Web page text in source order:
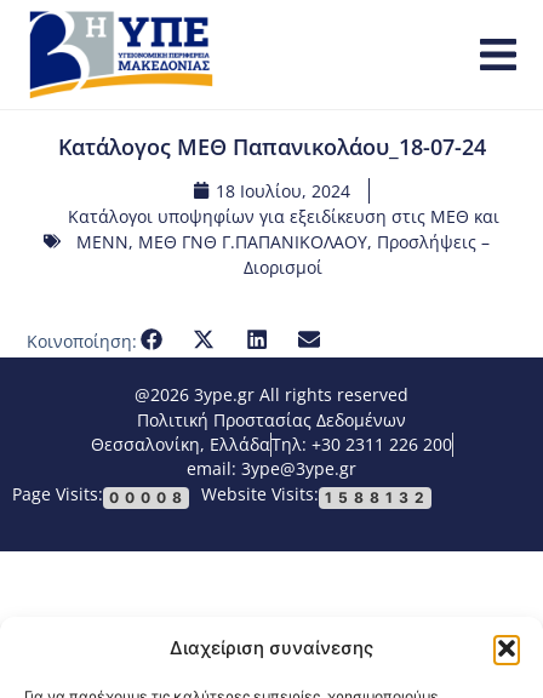
Διαχείριση συναίνεσης
Κατάλογος ΜΕΘ Παπανικολάου_18-07-24
18 Ιουλίου, 2024
Κατάλογοι υποψηφίων για εξειδίκευση στις ΜΕΘ και
ΜΕΝΝ, ΜΕΘ ΓΝΘ Γ.ΠΑΠΑΝΙΚΟΛΑΟΥ, Προσλήψεις –
Διορισμοί
Κοινοποίηση:
@2026 3ype.gr All rights reserved
Πολιτική Προστασίας Δεδομένων
Θεσσαλονίκη, ΕλλάδαΤηλ: +30 2311 226 200
email: 3ype@3ype.gr
Page Visits: 00008 Website Visits: 1588132